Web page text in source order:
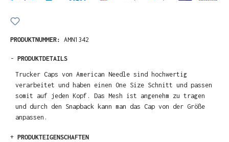
PRODUKTNUMMER: AMN1342
- PRODUKTDETAILS
Trucker Caps von American Needle sind hochwertig
verarbeitet und haben einen One Size Schnitt und passen
somit auf jeden Kopf. Das Mesh ist angenehm zu tragen
und durch den Snapback kann man das Cap von der Größe
anpassen.
+ PRODUKTEIGENSCHAFTEN